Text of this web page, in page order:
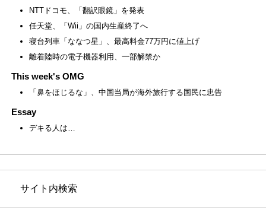
NTTドコモ、「翻訳眼鏡」を発表
任天堂、「Wii」の国内生産終了へ
寝台列車「ななつ星」、最高料金77万円に値上げ
離着陸時の電子機器利用、一部解禁か
This week's OMG
「鼻をほじるな」、中国当局が海外旅行する国民に忠告
Essay
デキる人は…
サイト内検索